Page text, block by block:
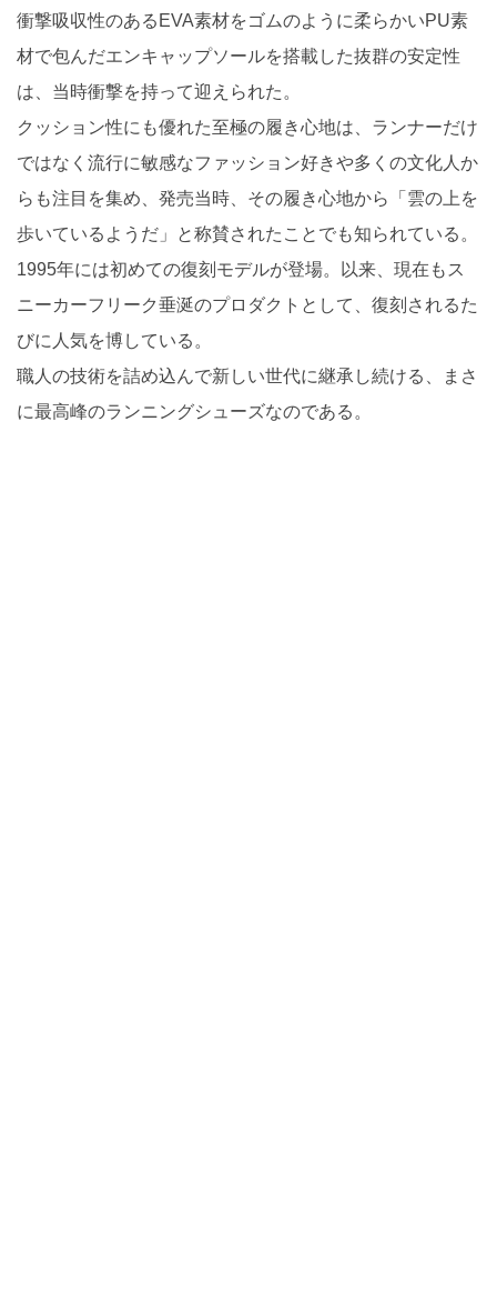
衝撃吸収性のあるEVA素材をゴムのように柔らかいPU素
材で包んだエンキャップソールを搭載した抜群の安定性
は、当時衝撃を持って迎えられた。
クッション性にも優れた至極の履き心地は、ランナーだけ
ではなく流行に敏感なファッション好きや多くの文化人か
らも注目を集め、発売当時、その履き心地から「雲の上を
歩いているようだ」と称賛されたことでも知られている。
1995年には初めての復刻モデルが登場。以来、現在もス
ニーカーフリーク垂涎のプロダクトとして、復刻されるた
びに人気を博している。
職人の技術を詰め込んで新しい世代に継承し続ける、まさ
に最高峰のランニングシューズなのである。